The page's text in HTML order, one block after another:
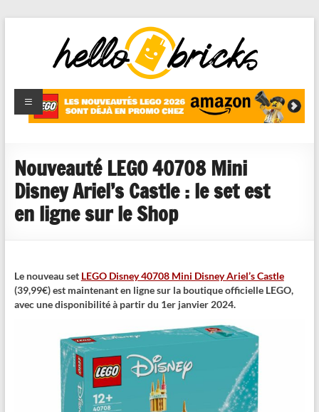
HelloBricks
Blog LEGO,
nouveaut�s
reviews
Nouveauté LEGO 40708 Mini
Disney Ariel’s Castle : le set est
en ligne sur le Shop
Le nouveau set LEGO Disney 40708 Mini Disney Ariel’s Castle
(39,99€) est maintenant en ligne sur la boutique officielle LEGO,
avec une disponibilité à partir du 1er janvier 2024.